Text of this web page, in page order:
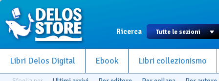
Ricerca
Libri Delos Digital Ebook Libri collezionismo